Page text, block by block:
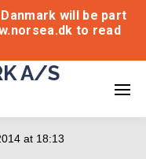
will be part
to read
A/S
at 18:13